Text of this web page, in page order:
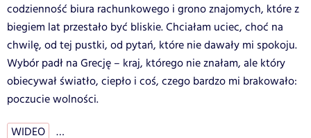
codzienność biura rachunkowego i grono znajomych, które z
biegiem lat przestało być bliskie. Chciałam uciec, choć na
chwilę, od tej pustki, od pytań, które nie dawały mi spokoju.
Wybór padł na Grecję – kraj, którego nie znałam, ale który
obiecywał światło, ciepło i coś, czego bardzo mi brakowało:
poczucie wolności.
WIDEO …